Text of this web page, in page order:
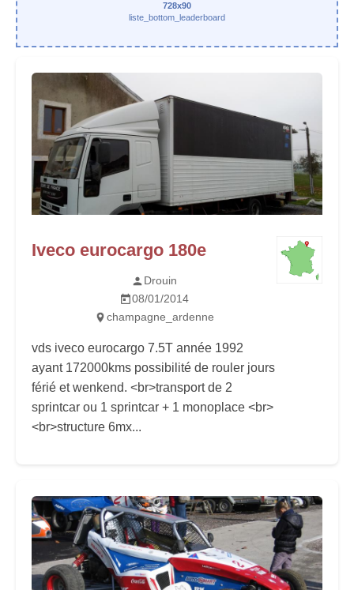
728x90
liste_bottom_leaderboard
Iveco eurocargo 180e
Drouin
08/01/2014
champagne_ardenne
vds iveco eurocargo 7.5T année 1992
ayant 172000kms possibilité de rouler jours
férié et wenkend. <br>transport de 2
sprintcar ou 1 sprintcar + 1 monoplace <br>
<br>structure 6mx...